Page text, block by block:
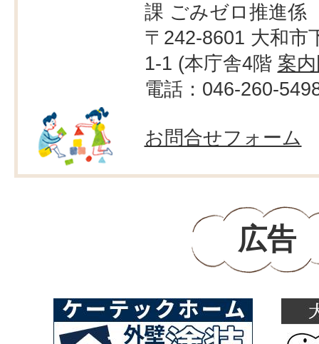
課 ごみゼロ推進係
〒242-8601 大和市
1-1 (本庁舎4階 案
電話：046-260-
お問合せフォーム
広告